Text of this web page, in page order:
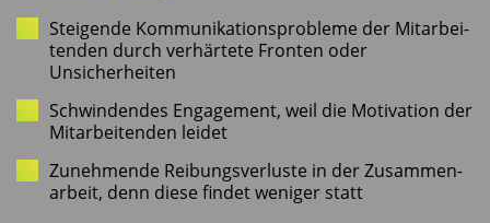
Stei­gen­de Kom­mu­ni­ka­ti­ons­pro­ble­me der Mit­ar­bei­
ten­den durch ver­här­te­te Fron­ten oder
Unsicherheiten
Schwin­den­des Enga­ge­ment, weil die Moti­va­ti­on der
Mit­ar­bei­ten­den leidet
Zuneh­men­de Rei­bungs­ver­lus­te in der Zusam­men­
ar­beit, denn die­se fin­det weni­ger statt